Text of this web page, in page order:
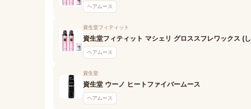
ヘアムース
資生堂フィティット
資生堂フィティット マシェリ グロススフレワックス (
ヘアムース
資生堂
資生堂 ウーノ ヒートファイバームース
ヘアムース